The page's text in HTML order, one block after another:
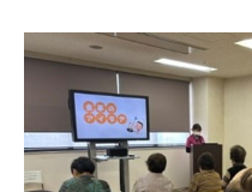
看護師採用情報